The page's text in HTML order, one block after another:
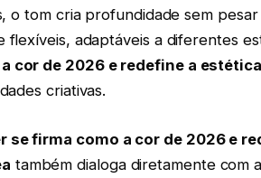
o tom cria profundidade sem
flexíveis, adaptáveis a diferentes
cor de 2026 e redefine a
criativas.
se firma como a cor de 2026 e
também dialoga diretamente